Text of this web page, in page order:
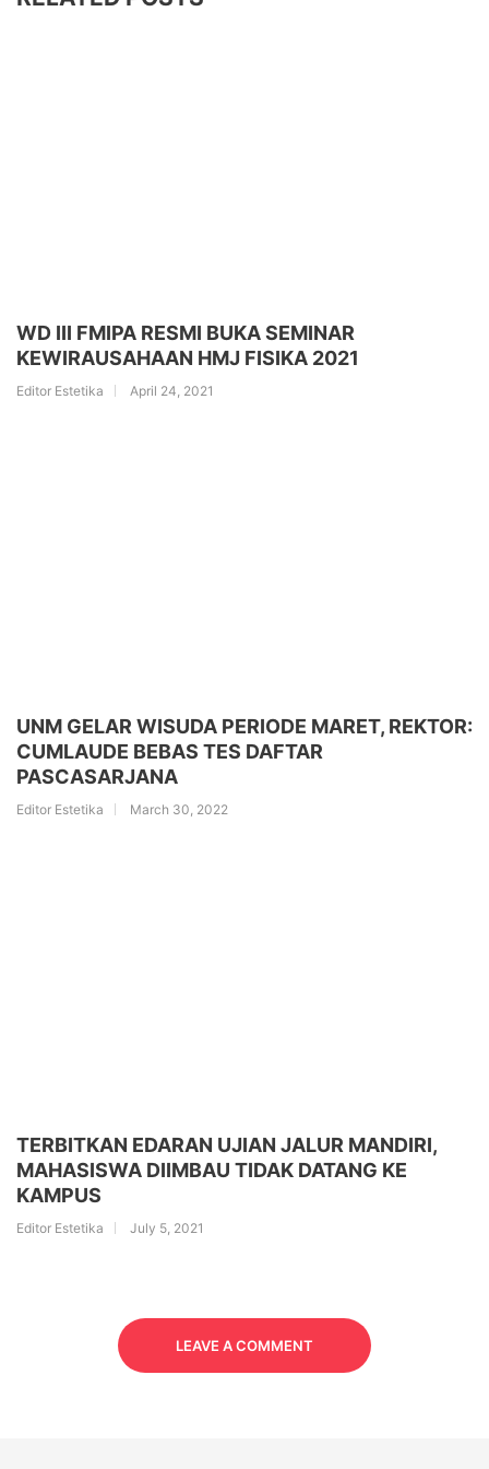
WD III FMIPA RESMI BUKA SEMINAR
KEWIRAUSAHAAN HMJ FISIKA 2021
Editor Estetika April 24, 2021
UNM GELAR WISUDA PERIODE MARET, REKTOR:
CUMLAUDE BEBAS TES DAFTAR
PASCASARJANA
Editor Estetika March 30, 2022
TERBITKAN EDARAN UJIAN JALUR MANDIRI,
MAHASISWA DIIMBAU TIDAK DATANG KE
KAMPUS
Editor Estetika July 5, 2021
LEAVE A COMMENT